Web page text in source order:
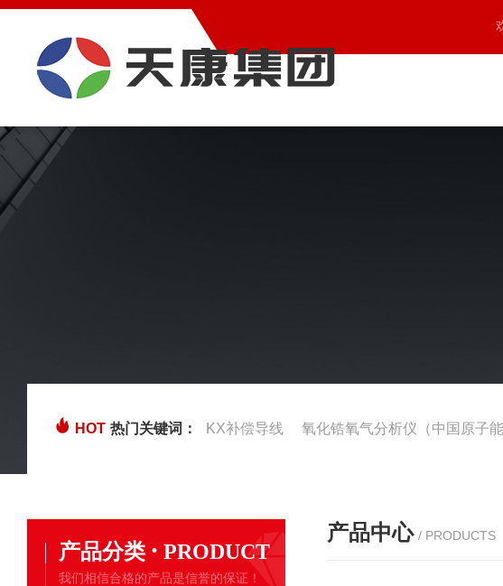
HOT 热门关键词： KX补偿导线 氧化锆氧气分析仪（中国原子能
产品分类 · PRODUCT
我们相信合格的产品是信誉的保证！
产品中心 / PRODUCTS